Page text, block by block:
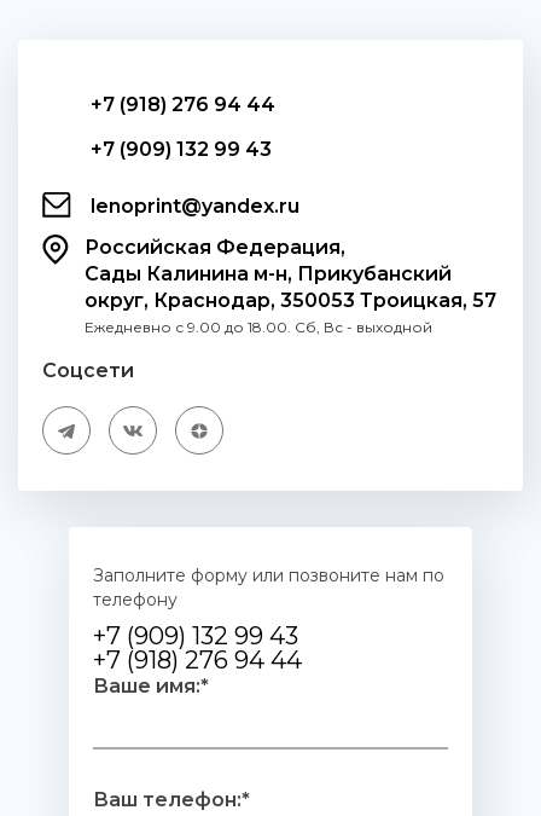
+7 (918) 276 94 44
+7 (909) 132 99 43
lenoprint@yandex.ru
Российская Федерация,
Сады Калинина м-н, Прикубанский
округ, Краснодар, 350053 Троицкая, 57
Ежедневно с 9.00 до 18.00. Сб, Вс - выходной
Соцсети
Заполните форму или позвоните нам по
телефону
+7 (909) 132 99 43
+7 (918) 276 94 44
Ваше имя:*
Ваш телефон:*